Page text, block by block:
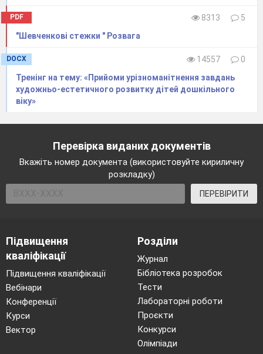
PDF 8313
5
"Шевченкові стежки " Розвага
DOCX 14557
0
Тренінг на тему: «Прийоми урізноманітнення завдань
художньо-естетичного розвитку дітей дошкільного
віку»
Перевірка виданих документів
Вкажіть номер документа (використовуйте кириличну
розкладку)
ПЕРЕВІРИТИ
Підвищення
кваліфікації
Підвищення кваліфікації
Вебінари
Конференції
Курси
Вектор
Розділи
Журнал
Бібліотека розробок
Тести
Лабораторні роботи
Проєкти
Конкурси
Олімпіади